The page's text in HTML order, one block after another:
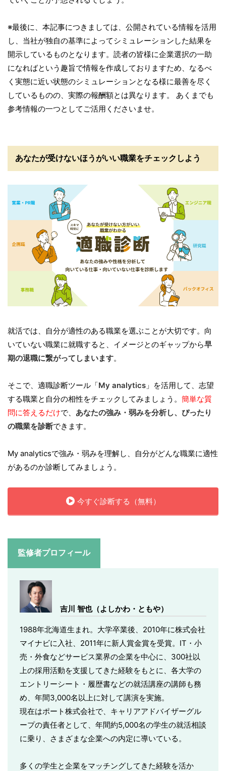
※最後に、本記事につきましては、公開されている情報を活用
し、当社が独自の基準によってシミュレーションした結果を
開示しているものとなります。読者の皆様に企業選択の一助
になればという趣旨で情報を作成しておりますため、なるべ
く実態に近い状態のシミュレーションとなる様に最善を尽く
しているものの、実際の報酬額とは異なります。 あくまでも
参考情報の一つとしてご活用くださいませ。
あなたが受けないほうがいい職業をチェックしよう
就活では、自分が適性のある職業を選ぶことが大切です。向
いていない職業に就職すると、イメージとのギャップから早
期の退職に繋がってしまいます。
そこで、適職診断ツール「My analytics 」を活用して、志望
する職業と自分の相性をチェックしてみましょう。 簡単な質
問に答えるだけで、 あなたの強み・弱みを分析し、ぴったり
の職業を診断できます。
My analyticsで強み・弱みを理解し、自分がどんな職業に適性
があるのか診断してみましょう。
今すぐ診断する（無料）
監修者プロフィール
吉川 智也（よしかわ・ともや）
1988年北海道生まれ。大学卒業後、2010年に株式会社
マイナビに入社、2011年に新人賞金賞を受賞。IT・小
売・外食などサービス業界の企業を中心に、300社以
上の採用活動を支援してきた経験をもとに、各大学の
エントリーシート・履歴書などの就活講座の講師も務
め、年間3,000名以上に対して講演を実施。
現在はポート株式会社で、キャリアアドバイザーグル
ープの責任者として、年間約5,000名の学生の就活相談
に乗り、さまざまな企業への内定に導いている。
多くの学生と企業をマッチングしてきた経験を活か